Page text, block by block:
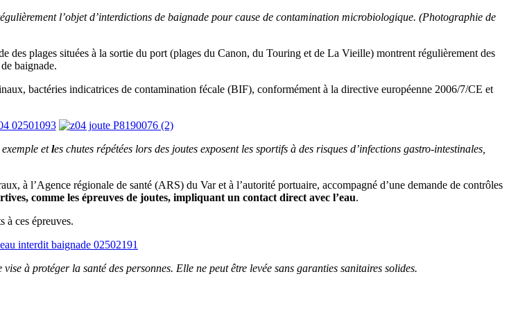
l’objet d’interdictions de baignade pour cause de contamination microbiologique. (Photographie de
des plages situées à la sortie du port (plages du Canon, du Touring et de La Vieille) montrent régulièrement des
baignade.
bactéries indicatrices de contamination fécale (BIF), conformément à la directive européenne 2006/7/CE et
etles chutes répétées lors des joutes exposent les sportifs à des risques d’infections gastro-intestinales,
à l’Agence régionale de santé (ARS) du Var et à l’autorité portuaire, accompagné d’une demande de contrôles
comme les épreuves de joutes, impliquant un contact direct avec l’eau.
à ces épreuves.
à protéger la santé des personnes. Elle ne peut être levée sans garanties sanitaires solides.